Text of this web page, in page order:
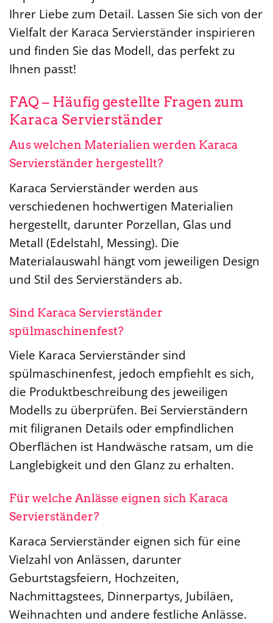
Ihrer Liebe zum Detail. Lassen Sie sich von der
Vielfalt der Karaca Servierständer inspirieren
und finden Sie das Modell, das perfekt zu
Ihnen passt!
FAQ – Häufig gestellte Fragen zum
Karaca Servierständer
Aus welchen Materialien werden Karaca
Servierständer hergestellt?
Karaca Servierständer werden aus
verschiedenen hochwertigen Materialien
hergestellt, darunter Porzellan, Glas und
Metall (Edelstahl, Messing). Die
Materialauswahl hängt vom jeweiligen Design
und Stil des Servierständers ab.
Sind Karaca Servierständer
spülmaschinenfest?
Viele Karaca Servierständer sind
spülmaschinenfest, jedoch empfiehlt es sich,
die Produktbeschreibung des jeweiligen
Modells zu überprüfen. Bei Servierständern
mit filigranen Details oder empfindlichen
Oberflächen ist Handwäsche ratsam, um die
Langlebigkeit und den Glanz zu erhalten.
Für welche Anlässe eignen sich Karaca
Servierständer?
Karaca Servierständer eignen sich für eine
Vielzahl von Anlässen, darunter
Geburtstagsfeiern, Hochzeiten,
Nachmittagstees, Dinnerpartys, Jubiläen,
Weihnachten und andere festliche Anlässe.